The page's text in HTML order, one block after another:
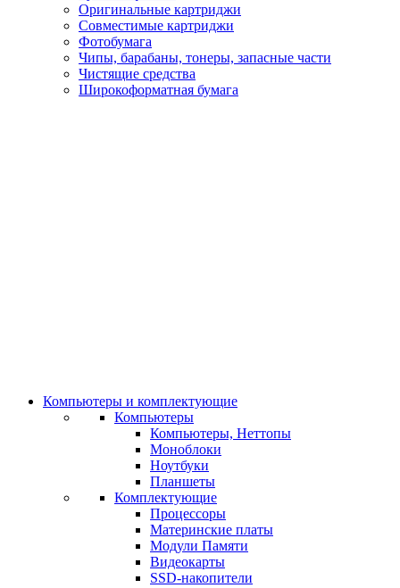
Оригинальные картриджи
Совместимые картриджи
Фотобумага
Чипы, барабаны, тонеры, запасные части
Чистящие средства
Широкоформатная бумага
Компьютеры и комплектующие
Компьютеры
Компьютеры, Неттопы
Моноблоки
Ноутбуки
Планшеты
Комплектующие
Процессоры
Материнские платы
Модули Памяти
Видеокарты
SSD-накопители